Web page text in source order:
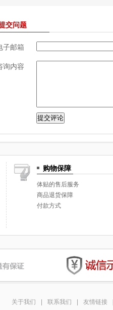
交问题
子邮箱
询内容
购物保障
体贴的售后服务
商品退货保障
付款方式
关于我们 联系我们 友情链接